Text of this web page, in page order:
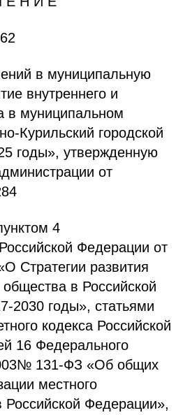
в муниципальную
внутреннего и
в муниципальном
Курильский городской
годы», утвержденную
от
4
Федерации от
Стратегии развития
в Российской
2030 годы», статьями
кодекса Российской
16 Федерального
131-ФЗ «Об общих
местного
Федерации»,